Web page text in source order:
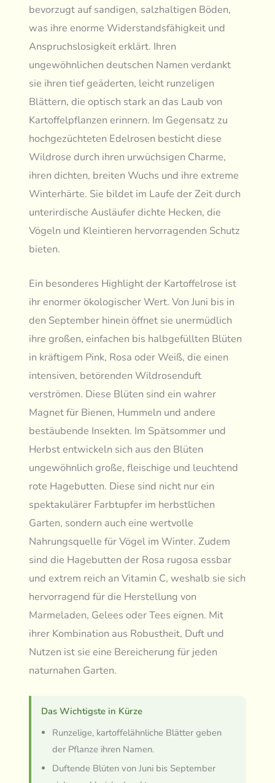
bevorzugt auf sandigen, salzhaltigen Böden,
was ihre enorme Widerstandsfähigkeit und
Anspruchslosigkeit erklärt. Ihren
ungewöhnlichen deutschen Namen verdankt
sie ihren tief geäderten, leicht runzeligen
Blättern, die optisch stark an das Laub von
Kartoffelpflanzen erinnern. Im Gegensatz zu
hochgezüchteten Edelrosen besticht diese
Wildrose durch ihren urwüchsigen Charme,
ihren dichten, breiten Wuchs und ihre extreme
Winterhärte. Sie bildet im Laufe der Zeit durch
unterirdische Ausläufer dichte Hecken, die
Vögeln und Kleintieren hervorragenden Schutz
bieten.
Ein besonderes Highlight der Kartoffelrose ist
ihr enormer ökologischer Wert. Von Juni bis in
den September hinein öffnet sie unermüdlich
ihre großen, einfachen bis halbgefüllten Blüten
in kräftigem Pink, Rosa oder Weiß, die einen
intensiven, betörenden Wildrosenduft
verströmen. Diese Blüten sind ein wahrer
Magnet für Bienen, Hummeln und andere
bestäubende Insekten. Im Spätsommer und
Herbst entwickeln sich aus den Blüten
ungewöhnlich große, fleischige und leuchtend
rote Hagebutten. Diese sind nicht nur ein
spektakulärer Farbtupfer im herbstlichen
Garten, sondern auch eine wertvolle
Nahrungsquelle für Vögel im Winter. Zudem
sind die Hagebutten der Rosa rugosa essbar
und extrem reich an Vitamin C, weshalb sie sich
hervorragend für die Herstellung von
Marmeladen, Gelees oder Tees eignen. Mit
ihrer Kombination aus Robustheit, Duft und
Nutzen ist sie eine Bereicherung für jeden
naturnahen Garten.
Das Wichtigste in Kürze
Runzelige, kartoffelähnliche Blätter geben
der Pflanze ihren Namen.
Duftende Blüten von Juni bis September